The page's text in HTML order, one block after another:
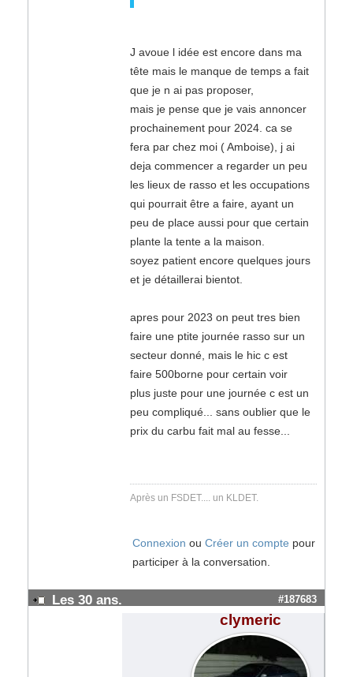
J avoue l idée est encore dans ma
tête mais le manque de temps a fait
que je n ai pas proposer,
mais je pense que je vais annoncer
prochainement pour 2024. ca se
fera par chez moi ( Amboise), j ai
deja commencer a regarder un peu
les lieux de rasso et les occupations
qui pourrait être a faire, ayant un
peu de place aussi pour que certain
plante la tente a la maison.
soyez patient encore quelques jours
et je détaillerai bientot.
apres pour 2023 on peut tres bien
faire une ptite journée rasso sur un
secteur donné, mais le hic c est
faire 500borne pour certain voir
plus juste pour une journée c est un
peu compliqué... sans oublier que le
prix du carbu fait mal au fesse...
Après un FSDET.... un KLDET.
Connexion ou Créer un compte pour
participer à la conversation.
Les 30 ans. #187683
clymeric